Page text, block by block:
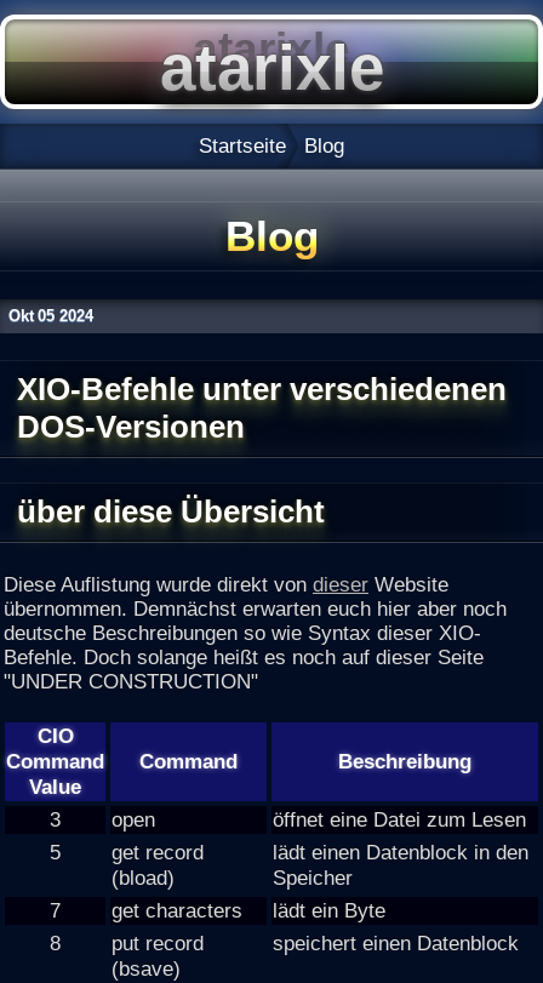
Startseite Blog
Blog
Okt 05 2024
XIO-Befehle unter verschiedenen
DOS-Versionen
über diese Übersicht
Diese Auflistung wurde direkt von dieser Website
übernommen. Demnächst erwarten euch hier aber noch
deutsche Beschreibungen so wie Syntax dieser XIO-
Befehle. Doch solange heißt es noch auf dieser Seite
"UNDER CONSTRUCTION"
CIO
Command
Value
Command Beschreibung
3 open
öffnet eine Datei zum Lesen
5
get record
(bload)
lädt einen Datenblock in den
Speicher
7
get characters
lädt ein Byte
8
put record
(bsave)
speichert einen Datenblock